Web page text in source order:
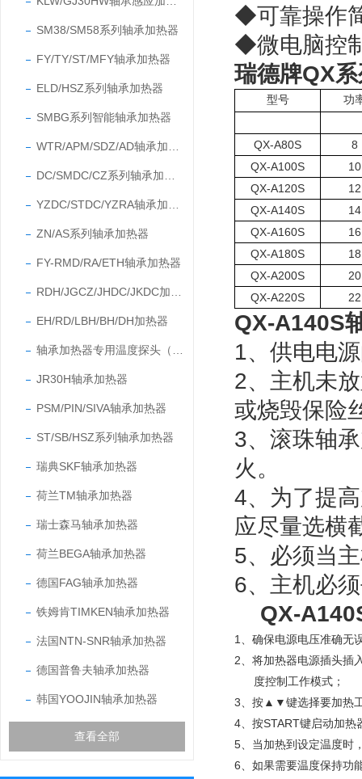
SM38/SM58系列轴承加热器
FY/TY/ST/MFY轴承加热器
ELD/HSZ系列轴承加热器
SMBG系列智能轴承加热器
ZN/AS系列轴承加热器
FY-RMD/RA/ETH轴承加热器
EH/RD/LBH/BH/DH加热器
JR30H轴承加热器
PSM/PIN/SIVA轴承加热器
ST/SB/HSZ系列轴承加热器
瑞典SKF轴承加热器
荷兰TM轴承加热器
瑞士森马轴承加热器
荷兰BEGA轴承加热器
德国FAG轴承加热器
铁姆肯TIMKEN轴承加热器
法国NTN-SNR轴承加热器
德国普鲁夫轴承加热器
韩国YOOJIN轴承加热器
查看全部
◆可靠操作
◆微电脑控
瑞德牌QX
型号 功
QX-A80S
8
QX-A100S
10
QX-A120S
12
QX-A140S
14
QX-A160S
16
QX-A180S
18
QX-A200S
20
QX-A220S
22
QX-A140S
1、供电电
2、主机未
或烧毁保险
3、滚珠轴
火。
4、为了提
应尽量选横
5、必须当
6、 主机必
QX-
1、确保电源电压准确无
2、将加热器电源插头插
度控制工作模式；
3、按▲▼键选择要加热
4、按START键启动加热
5、当加热到设定温度时
6、如果需要温度保持功